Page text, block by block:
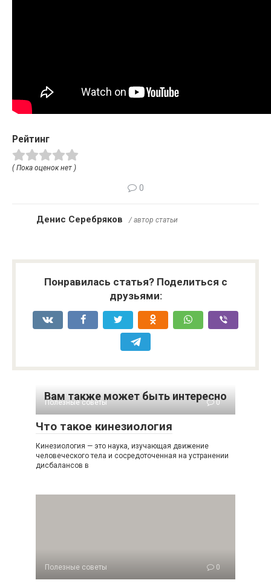
Рейтинг
( Пока оценок нет )
0
Денис Серебряков / автор статьи
Понравилась статья? Поделиться с
друзьями:
Вам также может быть интересно
Полезные советы 0
Что такое кинезиология
Кинезиология — это наука, изучающая движение
человеческого тела и сосредоточенная на устранении
дисбалансов в
Полезные советы 0